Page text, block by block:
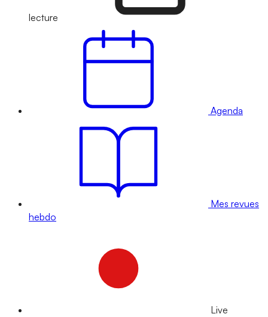
lecture
Agenda
Mes revues
hebdo
Live